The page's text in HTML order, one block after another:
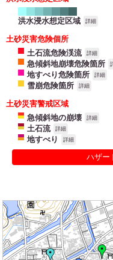
洪水浸水想定区域 詳細
土砂災害危険個所
土石流危険渓流
詳細
急傾斜地崩壊危険箇所
地すべり危険箇所 詳細
雪崩危険箇所 詳細
土砂災害警戒区域
急傾斜地の崩壊
詳細
土石流 詳細
地すべり 詳細
ハザー